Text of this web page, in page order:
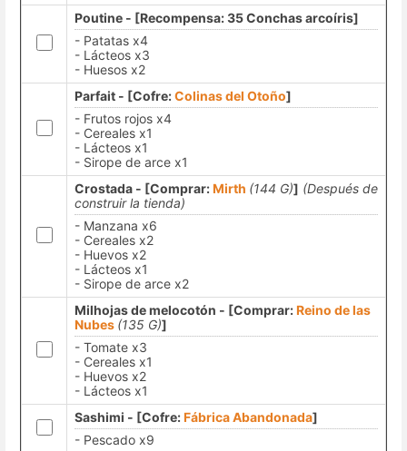
Poutine - [Recompensa: 35 Conchas arcoíris]
- Patatas x4
- Lácteos x3
- Huesos x2
Parfait - [Cofre:Colinas del Otoño]
- Frutos rojos x4
- Cereales x1
- Lácteos x1
- Sirope de arce x1
Crostada - [Comprar:Mirth (144 G)] (Después de
construir la tienda)
- Manzana x6
- Cereales x2
- Huevos x2
- Lácteos x1
- Sirope de arce x2
Milhojas de melocotón - [Comprar:Reino de las
Nubes (135 G)]
- Tomate x3
- Cereales x1
- Huevos x2
- Lácteos x1
Sashimi - [Cofre:Fábrica Abandonada]
- Pescado x9